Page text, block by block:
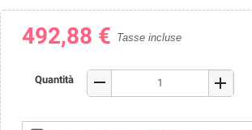
492,88 € Tasse incluse
Quantità remove add